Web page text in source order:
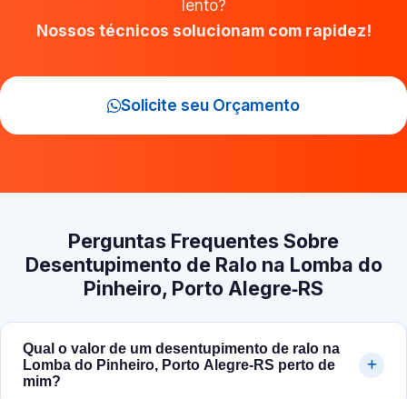
lento?
Nossos técnicos solucionam com rapidez!
Solicite seu Orçamento
Perguntas Frequentes Sobre
Desentupimento de Ralo na Lomba do
Pinheiro, Porto Alegre‑RS
Qual o valor de um desentupimento de ralo na
Lomba do Pinheiro, Porto Alegre‑RS perto de
mim?